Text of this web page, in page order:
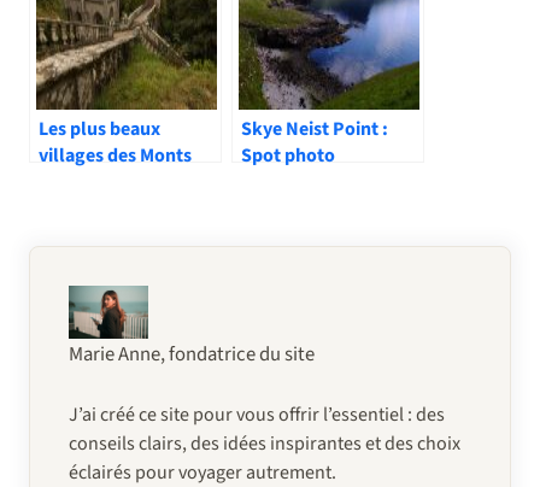
Les plus beaux
villages des Monts
Skye Neist Point :
Spot photo
Marie Anne, fondatrice du site
J’ai créé ce site pour vous offrir l’essentiel : des
conseils clairs, des idées inspirantes et des choix
éclairés pour voyager autrement.